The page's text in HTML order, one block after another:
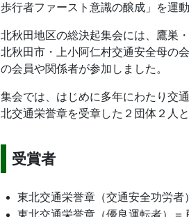
歩行者ファースト意識の醸成」を運
北秋田地区の総決起集会には、鷹巣
北秋田市・上小阿仁村交通安全母の
の会員や関係者が参加しました。
集会では、はじめに多年にわたり交
北交通栄誉章を受章した２団体２人
受賞者
東北交通栄誉章（交通安全功労者
東北交通栄誉章（優良運転者）＝